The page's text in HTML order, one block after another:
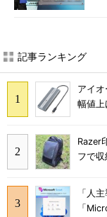
記事ランキング
アイ
幅値上
Razer
フで
「人
「